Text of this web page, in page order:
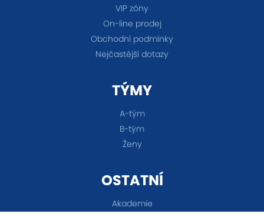
VIP zóny
On-line prodej
Obchodní podmínky
Nejčastější dotazy
TÝMY
A-tým
B-tým
Ženy
OSTATNÍ
Akademie